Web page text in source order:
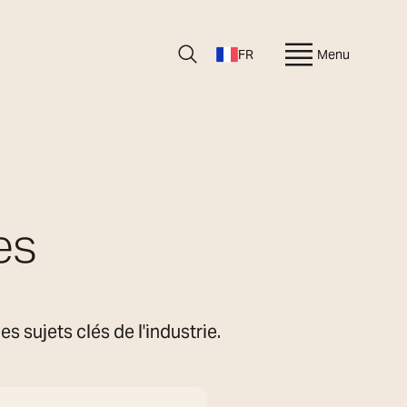
FR Menu
sujets clés de l'industrie.